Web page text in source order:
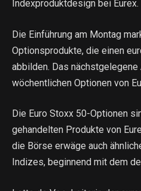
Indexproduktdesign bei Eurex.
Die Einführung am Montag
Optionsprodukte, die einen
abbilden. Das nächstgelegene
wöchentlichen Optionen von
Die Euro Stoxx 50-Optionen
gehandelten Produkte von
die Börse erwäge auch
Indizes, beginnend mit dem